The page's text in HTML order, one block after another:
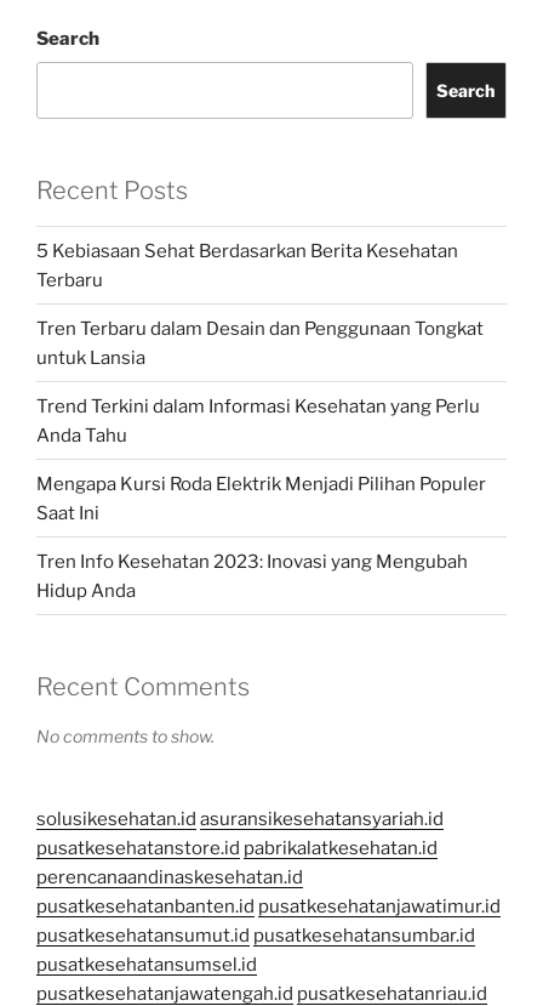
Search
Search
Recent Posts
5 Kebiasaan Sehat Berdasarkan Berita Kesehatan
Terbaru
Tren Terbaru dalam Desain dan Penggunaan Tongkat
untuk Lansia
Trend Terkini dalam Informasi Kesehatan yang Perlu
Anda Tahu
Mengapa Kursi Roda Elektrik Menjadi Pilihan Populer
Saat Ini
Tren Info Kesehatan 2023: Inovasi yang Mengubah
Hidup Anda
Recent Comments
No comments to show.
solusikesehatan.id asuransikesehatansyariah.id
pusatkesehatanstore.id pabrikalatkesehatan.id
perencanaandinaskesehatan.id
pusatkesehatanbanten.id pusatkesehatanjawatimur.id
pusatkesehatansumut.id pusatkesehatansumbar.id
pusatkesehatansumsel.id
pusatkesehatanjawatengah.id pusatkesehatanriau.id